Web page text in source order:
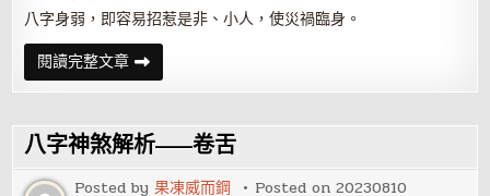
八字身弱，即容易招惹是非、小人，使災禍臨身。
閱讀完整文章為
何
有
人
容
易
招
小
八字神煞解析——卷舌
Posted by果凍威而鋼 Posted on20230810